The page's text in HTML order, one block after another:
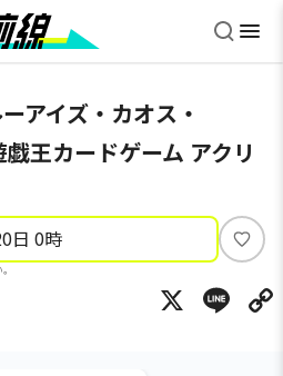
アイズ・カオス・
王カードゲーム アクリ
日 0時
い
ね
X